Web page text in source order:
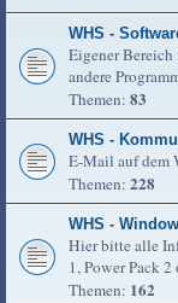
WHS -
Eigener
andere
Themen: 83
WHS -
E-Mail auf dem
Themen: 228
WHS -
Hier bitte alle
1, Power Pack
Themen: 162